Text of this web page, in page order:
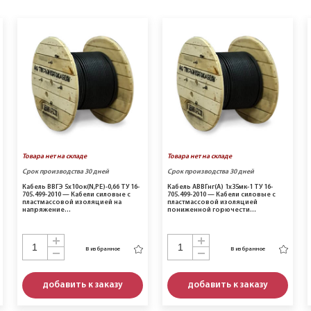
Товара нет на складе
Срок производства 30 дней
Кабель ВВГЭ 5х10ок(N,PE)-0,66 ТУ 16-
705.499-2010 — Кабели силовые с
пластмассовой изоляцией на
напряжение…
В избранное
добавить к заказу
Товара нет на складе
Срок производства 30 дней
Кабель АВВГнг(A) 1х35мк-1 ТУ 16-
705.499-2010 — Кабели силовые с
пластмассовой изоляцией
пониженной горючести…
В избранное
добавить к заказу